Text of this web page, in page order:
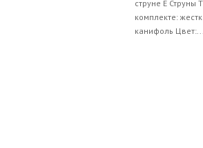
струне E
комплекте:
канифоль